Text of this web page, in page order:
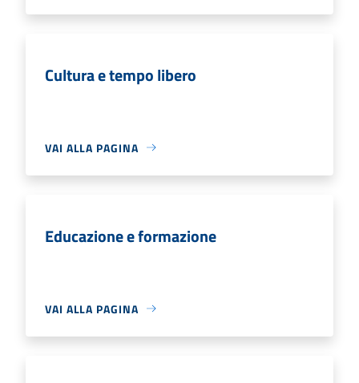
Cultura e tempo libero
VAI ALLA PAGINA
Educazione e formazione
VAI ALLA PAGINA